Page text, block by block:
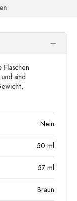
Flaschen
sind
Nein
50 ml
57 ml
Braun